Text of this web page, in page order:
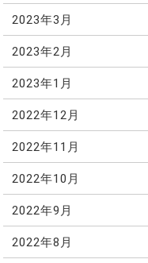
2023年3月
2023年2月
2023年1月
2022年12月
2022年11月
2022年10月
2022年9月
2022年8月